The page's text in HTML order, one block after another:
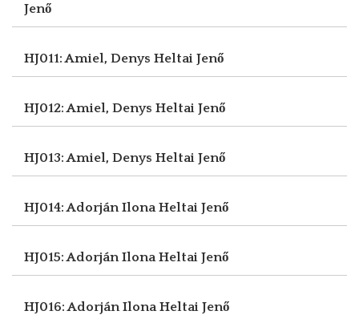
Jenő
HJ011: Amiel, Denys Heltai Jenő
HJ012: Amiel, Denys Heltai Jenő
HJ013: Amiel, Denys Heltai Jenő
HJ014: Adorján IlonaHeltai Jenő
HJ015: Adorján IlonaHeltai Jenő
HJ016: Adorján IlonaHeltai Jenő